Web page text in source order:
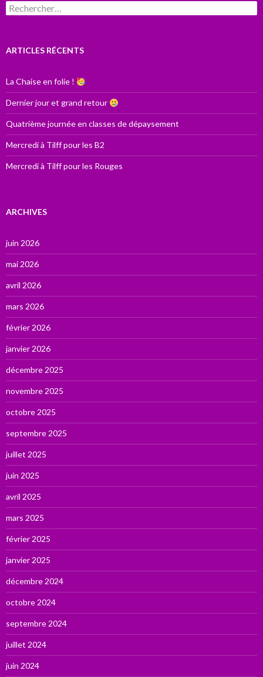
Rechercher :
ARTICLES RÉCENTS
La Chaise en folie !
Dernier jour et grand retour
Quatrième journée en classes de dépaysement
Mercredi à Tilff pour les B2
Mercredi à Tilff pour les Rouges
ARCHIVES
juin 2026
mai 2026
avril 2026
mars 2026
février 2026
janvier 2026
décembre 2025
novembre 2025
octobre 2025
septembre 2025
juillet 2025
juin 2025
avril 2025
mars 2025
février 2025
janvier 2025
décembre 2024
octobre 2024
septembre 2024
juillet 2024
juin 2024